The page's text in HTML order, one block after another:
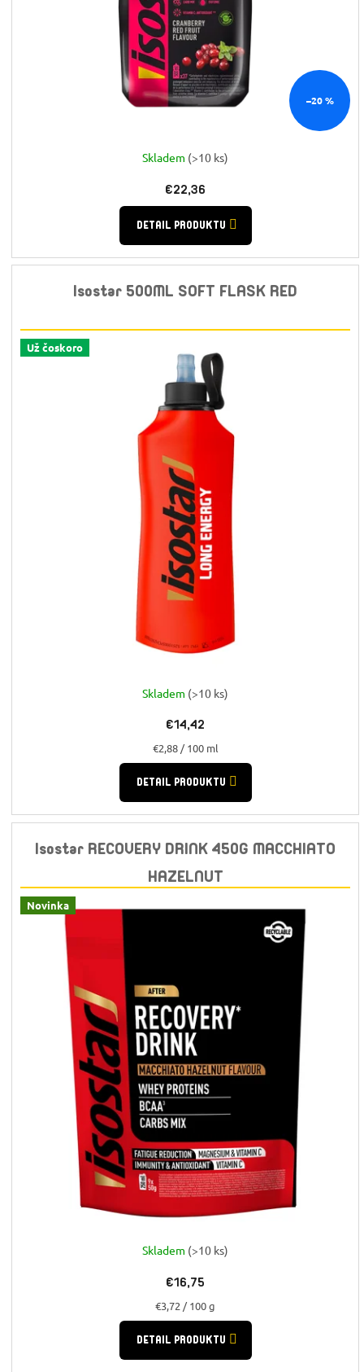
–20 %
Skladem (>10 ks)
€22,36
DETAIL PRODUKTU
Isostar 500ML SOFT FLASK RED
Už čoskoro
Skladem (>10 ks)
€14,42
Jednotková
cena:
€2,88 / 100 ml
DETAIL PRODUKTU
Isostar RECOVERY DRINK 450G MACCHIATO
HAZELNUT
Novinka
Skladem (>10 ks)
€16,75
Jednotková
cena:
€3,72 / 100 g
DETAIL PRODUKTU